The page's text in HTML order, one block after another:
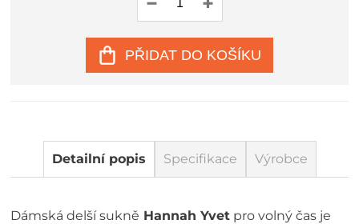
PŘIDAT DO KOŠÍKU
Detailní popis Specifikace Výrobce
Dámská delší sukně Hannah Yvet pro volný čas je